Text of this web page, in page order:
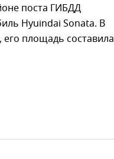
поста ГИБДД
Hyuindai Sonata. В
площадь составила